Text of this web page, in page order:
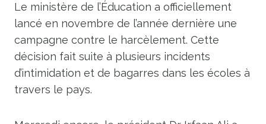
Le ministère de l’Éducation a officiellement
lancé en novembre de l’année dernière une
campagne contre le harcèlement. Cette
décision fait suite à plusieurs incidents
d’intimidation et de bagarres dans les écoles à
travers le pays.